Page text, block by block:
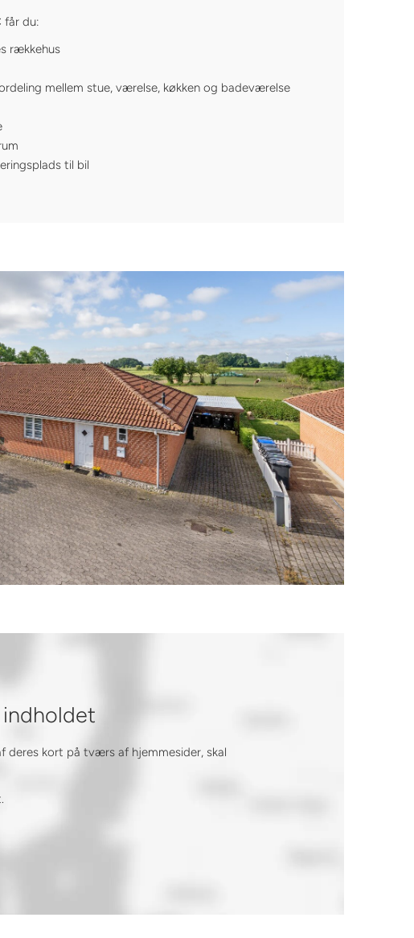
får du:
rækkehus
mellem stue, værelse, køkken og badeværelse
til bil
deres kort på tværs af hjemmesider, skal